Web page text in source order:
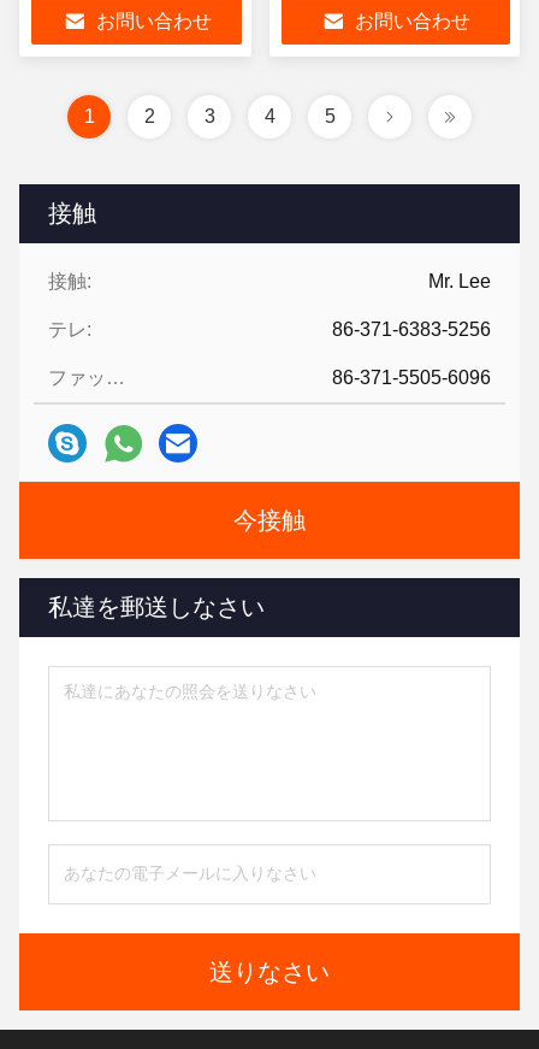
接触
接触: Mr. Lee
テレ: 86-371-6383-5256
ファックス: 86-371-5505-6096
今接触
私達を郵送しなさい
送りなさい
お問い合わせ お問い合わせ
1 2 3 4 5